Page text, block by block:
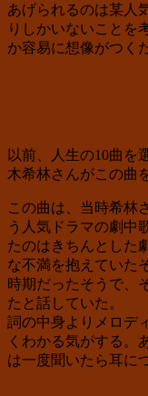
あげられるのは某人
りしかいないことを
か容易に想像がつく
以前、人生の10曲を
木希林さんがこの曲
この曲は、当時希林
う人気ドラマの劇中
たのはきちんとした
な不満を抱えていた
時期だったそうで、
たと話していた。
詞の中身よりメロデ
くわかる気がする。
は一度聞いたら耳に